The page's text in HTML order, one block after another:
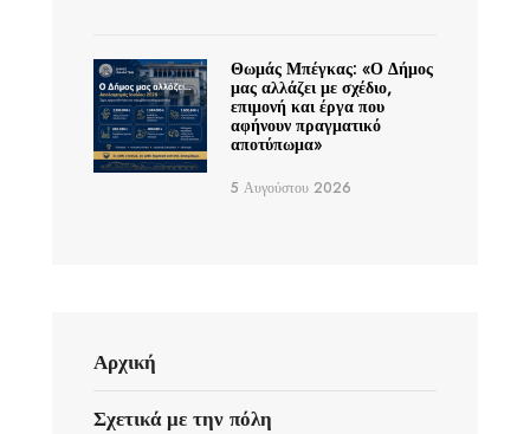
Θωμάς Μπέγκας: «Ο Δήμος
μας αλλάζει με σχέδιο,
επιμονή και έργα που
αφήνουν πραγματικό
αποτύπωμα»
5 Αυγούστου 2026
Αρχική
Σχετικά με την πόλη